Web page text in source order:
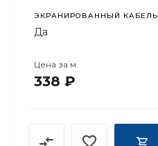
ЭКРАНИРОВАННЫЙ КАБЕЛЬ
Да
Цена за м
338 ₽